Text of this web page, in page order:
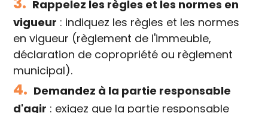
Rappelez les règles et les normes en
vigueur : indiquez les règles et les normes
en vigueur (règlement de l'immeuble,
déclaration de copropriété ou règlement
municipal).
4. Demandez à la partie responsable
d'agir : exigez que la partie responsable